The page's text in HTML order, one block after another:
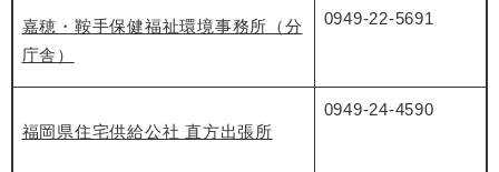
嘉穂・鞍手保健福祉環境事務所（分
庁舎）
0949-22-5691
福岡県住宅供給公社 直方出張所
0949-24-4590